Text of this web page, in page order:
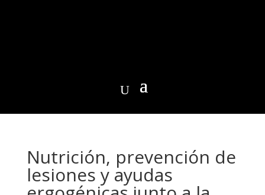
Nutrición, prevención de
lesiones y ayudas